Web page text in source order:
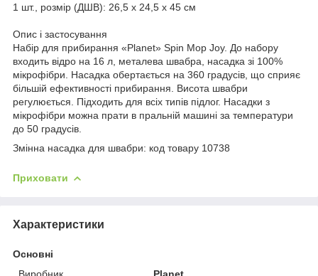
1 шт., розмір (ДШВ): 26,5 х 24,5 x 45 см
Опис і застосування
Набір для прибирання «Planet» Spin Mop Joy. До набору
входить відро на 16 л, металева швабра, насадка зі 100%
мікрофібри. Насадка обертається на 360 градусів, що сприяє
більшій ефективності прибирання. Висота швабри
регулюється. Підходить для всіх типів підлог. Насадки з
мікрофібри можна прати в пральній машині за температури
до 50 градусів.
Змінна насадка для швабри: код товару 10738
Приховати
Характеристики
Основні
Виробник
Planet